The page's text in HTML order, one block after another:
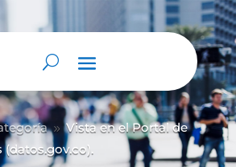
9 Vista en el Portal de